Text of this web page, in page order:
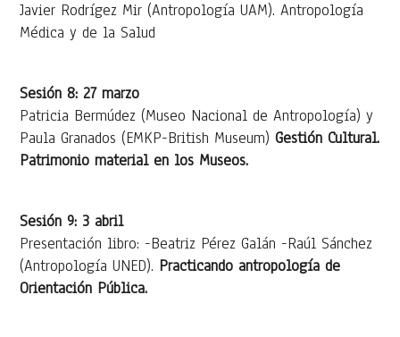
Javier Rodrígez Mir (Antropología UAM). Antropología
Médica y de la Salud
Sesión 8: 27 marzo
Patricia Bermúdez (Museo Nacional de Antropología) y
Paula Granados (EMKP-British Museum)Gestión Cultural.
Patrimonio material en los Museos.
Sesión 9: 3 abril
Presentación libro: -Beatriz Pérez Galán -Raúl Sánchez
(Antropología UNED). Practicando antropología de
Orientación Pública.